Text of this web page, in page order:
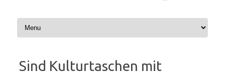
Sind Kulturtaschen mit